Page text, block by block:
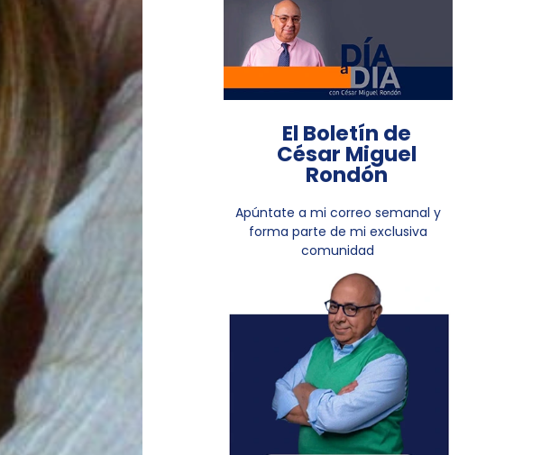
El Boletín de
César Miguel
Rondón
Apúntate a mi correo semanal y
forma parte de mi exclusiva
comunidad